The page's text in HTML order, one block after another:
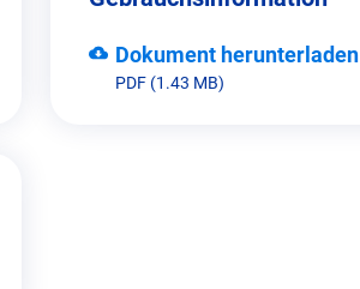
Dokument herunterladen
PDF (1.43 MB)